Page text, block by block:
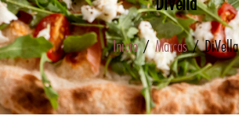
Inicio/Marcas/ DiVella